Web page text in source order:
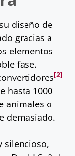
diseño de
gracias a
elementos
fase.
[2]
hasta 1000
animales o
demasiado.
silencioso,